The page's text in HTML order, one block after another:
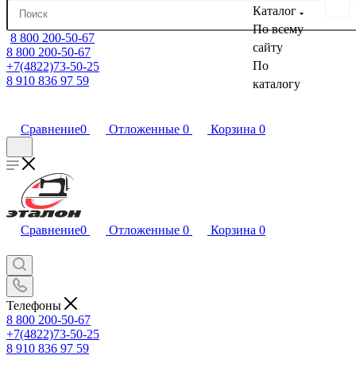
Каталог
По всему
сайту
По
каталогу
8 800 200-50-67
8 800 200-50-67
+7(4822)73-50-25
8 910 836 97 59
Сравнение0 Отложенные 0 Корзина 0
Сравнение0 Отложенные 0 Корзина 0
Телефоны
8 800 200-50-67
+7(4822)73-50-25
8 910 836 97 59